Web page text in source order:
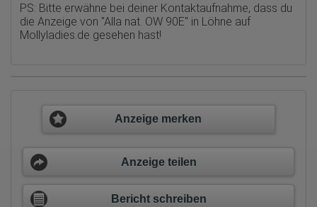
Besucherquelle (Facebook, Suchmaschine oder
verweisende Webseite)
Welche Dateien wurden heruntergeladen?
Welche Videos angeschaut?
Ort der Verarbeitung:
Europäische Union & USA
Wir nutzen Hotjar als Webanalysedient. Es wird verwendet, um
auch im Rahmen von Umfragen und Feedbackfunktionen, die
auf unserer Website eingebunden sind, von Ihnen bereitgestellte
PS: Bitte erwähne bei deiner Kontaktaufnahme, dass du
die Anzeige von "Alla nat. OW 90E" in Löhne auf
Mollyladies.de gesehen hast!
Anzeige merken
Anzeige teilen
Bericht schreiben